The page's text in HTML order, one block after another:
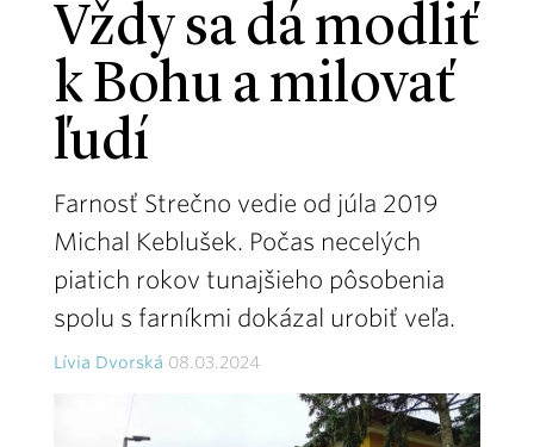
Vždy sa dá modliť
k Bohu a milovať
ľudí
Farnosť Strečno vedie od júla 2019
Michal Keblušek. Počas necelých
piatich rokov tunajšieho pôsobenia
spolu s farníkmi dokázal urobiť veľa.
Lívia Dvorská 08.03.2024